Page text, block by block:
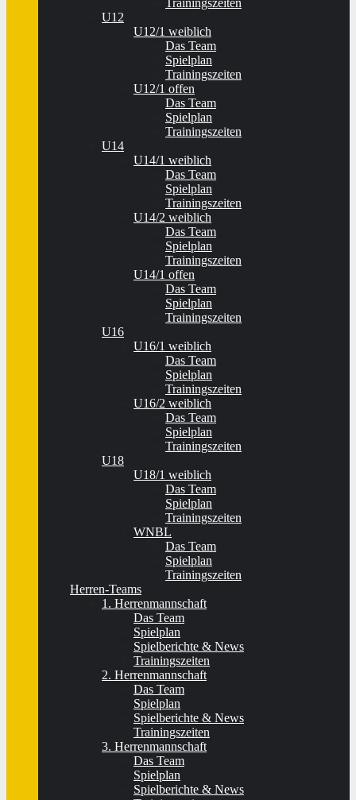
Trainingszeiten
U12
U12/1 weiblich
Das Team
Spielplan
Trainingszeiten
U12/1 offen
Das Team
Spielplan
Trainingszeiten
U14
U14/1 weiblich
Das Team
Spielplan
Trainingszeiten
U14/2 weiblich
Das Team
Spielplan
Trainingszeiten
U14/1 offen
Das Team
Spielplan
Trainingszeiten
U16
U16/1 weiblich
Das Team
Spielplan
Trainingszeiten
U16/2 weiblich
Das Team
Spielplan
Trainingszeiten
U18
U18/1 weiblich
Das Team
Spielplan
Trainingszeiten
WNBL
Das Team
Spielplan
Trainingszeiten
Herren-Teams
1. Herrenmannschaft
Das Team
Spielplan
Spielberichte & News
Trainingszeiten
2. Herrenmannschaft
Das Team
Spielplan
Spielberichte & News
Trainingszeiten
3. Herrenmannschaft
Das Team
Spielplan
Spielberichte & News